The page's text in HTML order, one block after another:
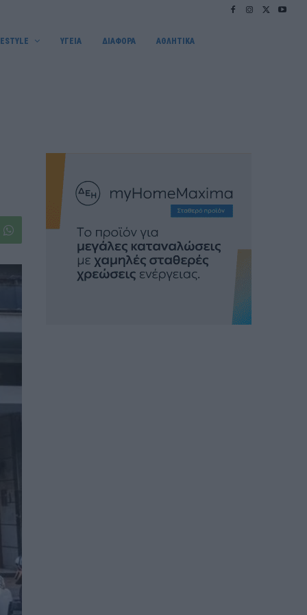
ΥΓΕΙΑ ΔΙΑΦΟΡΑ ΑΘΛΗΤΙΚΑ